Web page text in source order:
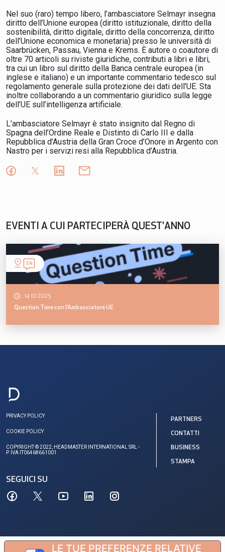
Nel suo (raro) tempo libero, l’ambasciatore Selmayr insegna
diritto dell’Unione europea (diritto istituzionale, diritto della
sostenibilità, diritto digitale, diritto della concorrenza, diritto
dell’Unione economica e monetaria) presso le università di
Saarbrücken, Passau, Vienna e Krems. È autore o coautore di
oltre 70 articoli su riviste giuridiche, contributi a libri e libri,
tra cui un libro sul diritto della Banca centrale europea (in
inglese e italiano) e un importante commentario tedesco sul
regolamento generale sulla protezione dei dati dell’UE. Sta
inoltre collaborando a un commentario giuridico sulla legge
dell’UE sull’intelligenza artificiale.
L’ambasciatore Selmayr è stato insignito dal Regno di
Spagna dell’Ordine Reale e Distinto di Carlo III e dalla
Repubblica d’Austria della Gran Croce d’Onore in Argento con
Nastro per i servizi resi alla Repubblica d’Austria.
EVENTI A CUI PARTECIPERÀ QUEST'ANNO
EN
14.10.2025
Question Time con l’Ambasciatore UE
PRIVACY POLICY
COOKIE POLICY
COPYRIGHT © 2022, HEADMASTER INTERNATIONAL SRL -
P. IVA IT06468661001
SEGUICI SU
PARTNERS
CONTATTI
BUSINESS
STAMPA
LE TUE PREFERENZE RELATIVE